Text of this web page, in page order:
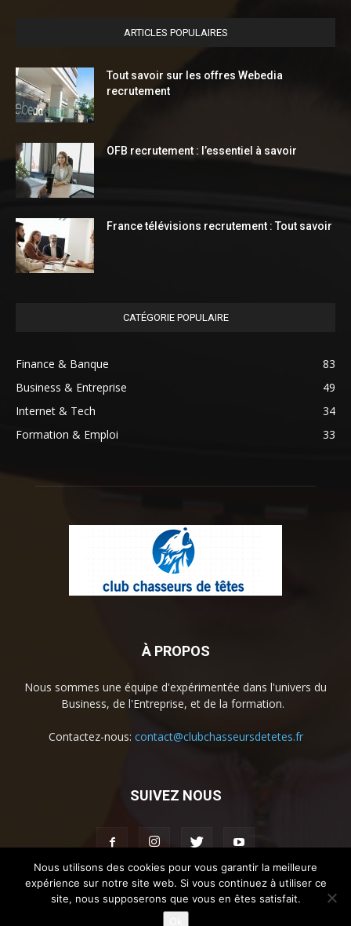
ARTICLES POPULAIRES
Tout savoir sur les offres Webedia
recrutement
OFB recrutement : l’essentiel à savoir
France télévisions recrutement : Tout savoir
CATÉGORIE POPULAIRE
Finance & Banque
83
Business & Entreprise
49
Internet & Tech
34
Formation & Emploi
33
À PROPOS
Nous sommes une équipe d'expérimentée dans l'univers du
Business, de l'Entreprise, et de la formation.
Contactez-nous: contact@clubchasseursdetetes.fr
SUIVEZ NOUS
Accueil La societe Contact Mentions légales
Nous utilisons des cookies pour vous garantir la meilleure
expérience sur notre site web. Si vous continuez à utiliser ce
site, nous supposerons que vous en êtes satisfait.